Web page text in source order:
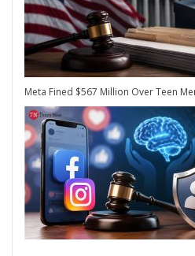
Meta Fined $567 Million Over Teen